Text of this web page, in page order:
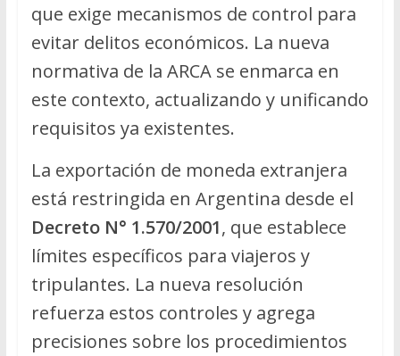
que exige mecanismos de control para
evitar delitos económicos. La nueva
normativa de la ARCA se enmarca en
este contexto, actualizando y unificando
requisitos ya existentes.
La exportación de moneda extranjera
está restringida en Argentina desde el
Decreto N° 1.570/2001, que establece
límites específicos para viajeros y
tripulantes. La nueva resolución
refuerza estos controles y agrega
precisiones sobre los procedimientos